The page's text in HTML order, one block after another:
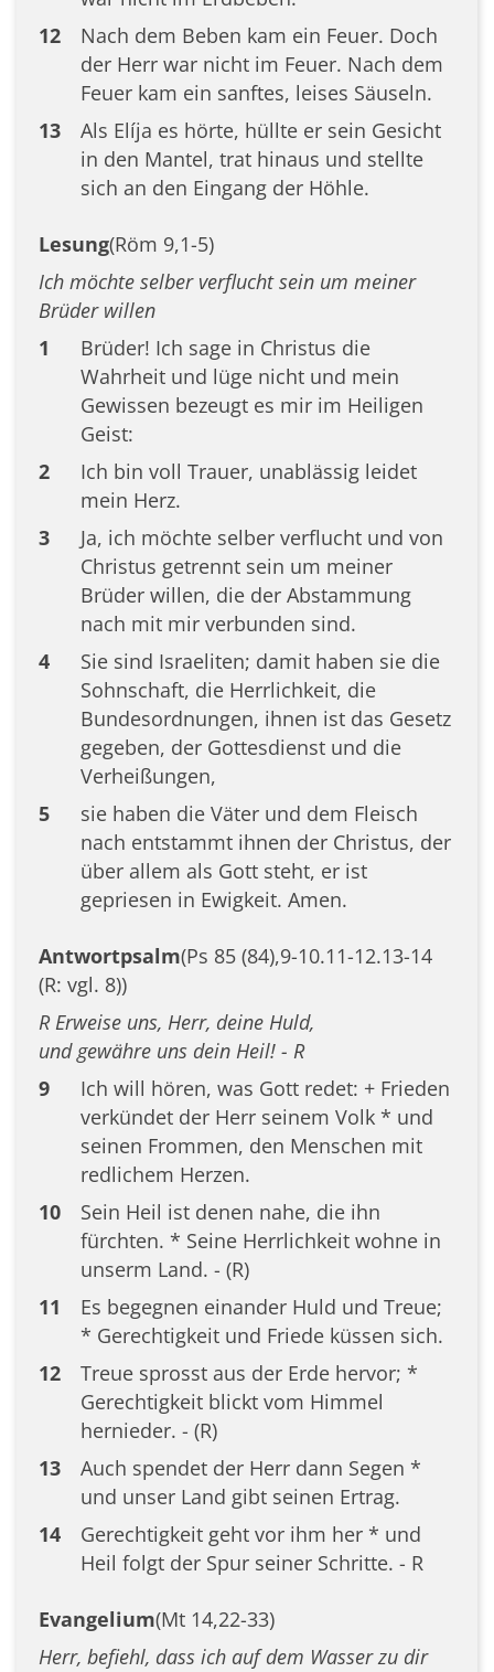
12
Nach dem Beben kam ein Feuer. Doch
der Herr war nicht im Feuer. Nach dem
Feuer kam ein sanftes, leises Säuseln.
13
Als Elíja es hörte, hüllte er sein Gesicht
in den Mantel, trat hinaus und stellte
sich an den Eingang der Höhle.
Lesung(Röm 9,1-5)
Ich möchte selber verflucht sein um meiner
Brüder willen
1
Brüder! Ich sage in Christus die
Wahrheit und lüge nicht und mein
Gewissen bezeugt es mir im Heiligen
Geist:
2
Ich bin voll Trauer, unablässig leidet
mein Herz.
3
Ja, ich möchte selber verflucht und von
Christus getrennt sein um meiner
Brüder willen, die der Abstammung
nach mit mir verbunden sind.
4
Sie sind Israeliten; damit haben sie die
Sohnschaft, die Herrlichkeit, die
Bundesordnungen, ihnen ist das Gesetz
gegeben, der Gottesdienst und die
Verheißungen,
5
sie haben die Väter und dem Fleisch
nach entstammt ihnen der Christus, der
über allem als Gott steht, er ist
gepriesen in Ewigkeit. Amen.
Antwortpsalm(Ps 85 (84),9-10.11-12.13-14
(R: vgl. 8))
R Erweise uns, Herr, deine Huld,
und gewähre uns dein Heil! - R
9
Ich will hören, was Gott redet: + Frieden
verkündet der Herr seinem Volk * und
seinen Frommen, den Menschen mit
redlichem Herzen.
10
Sein Heil ist denen nahe, die ihn
fürchten. * Seine Herrlichkeit wohne in
unserm Land. - (R)
11
Es begegnen einander Huld und Treue;
* Gerechtigkeit und Friede küssen sich.
12
Treue sprosst aus der Erde hervor; *
Gerechtigkeit blickt vom Himmel
hernieder. - (R)
13
Auch spendet der Herr dann Segen *
und unser Land gibt seinen Ertrag.
14
Gerechtigkeit geht vor ihm her * und
Heil folgt der Spur seiner Schritte. - R
Evangelium(Mt 14,22-33)
Herr, befiehl, dass ich auf dem Wasser zu dir